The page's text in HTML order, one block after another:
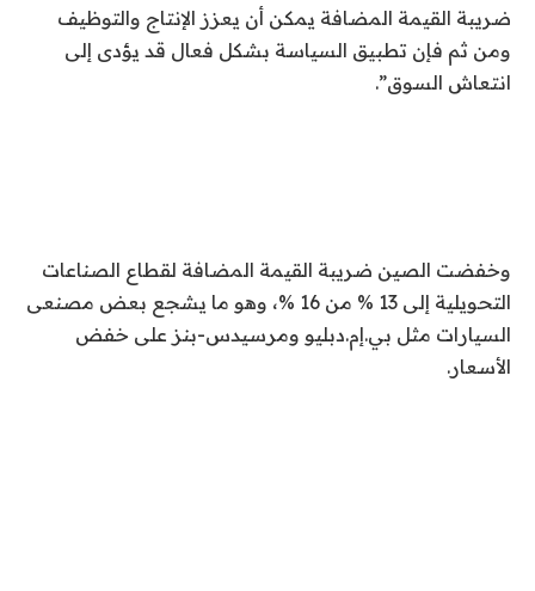
ضريبة القيمة المضافة يمكن أن يعزز الإنتاج والتوظيف
ومن ثم فإن تطبيق السياسة بشكل فعال قد يؤدى إلى
انتعاش السوق”.
وخفضت الصين ضريبة القيمة المضافة لقطاع الصناعات
التحويلية إلى 13 % من 16 %، وهو ما يشجع بعض مصنعى
السيارات مثل بي.إم.دبليو ومرسيدس-بنز على خفض
الأسعار.